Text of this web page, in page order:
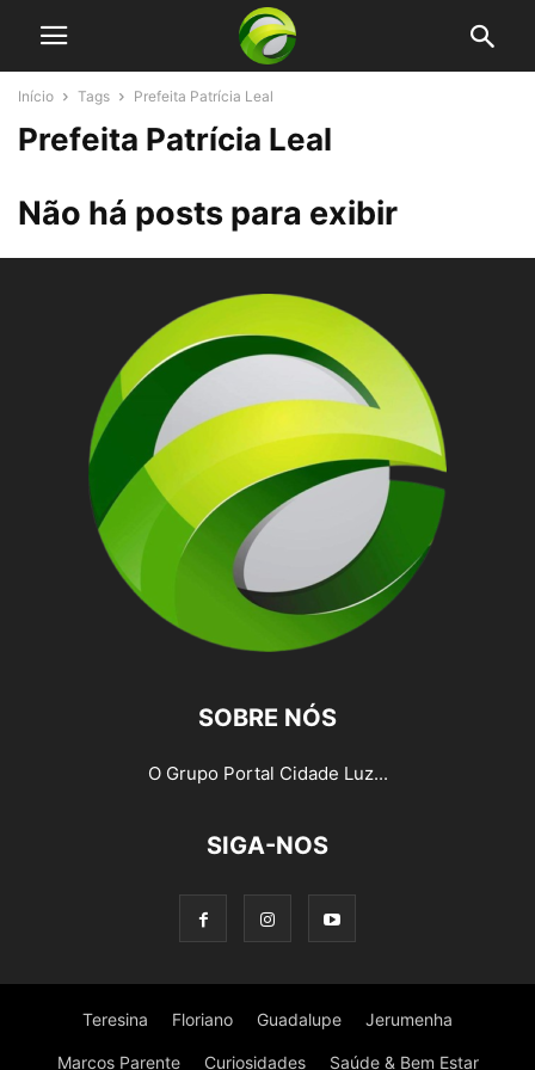
Início Tags Prefeita Patrícia Leal
Prefeita Patrícia Leal
Não há posts para exibir
SOBRE NÓS
O Grupo Portal Cidade Luz...
SIGA-NOS
Teresina Floriano Guadalupe Jerumenha
Marcos Parente Curiosidades Saúde & Bem Estar